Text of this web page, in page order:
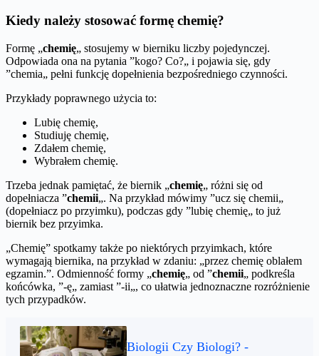
Kiedy należy stosować formę chemię?
Formę „chemię„ stosujemy w bierniku liczby pojedynczej.
Odpowiada ona na pytania ”kogo? Co?„ i pojawia się, gdy
”chemia„ pełni funkcję dopełnienia bezpośredniego czynności.
Przykłady poprawnego użycia to:
Lubię chemię,
Studiuję chemię,
Zdałem chemię,
Wybrałem chemię.
Trzeba jednak pamiętać, że biernik „chemię„ różni się od
dopełniacza ”chemii„. Na przykład mówimy ”ucz się chemii„
(dopełniacz po przyimku), podczas gdy ”lubię chemię„ to już
biernik bez przyimka.
„Chemię” spotkamy także po niektórych przyimkach, które
wymagają biernika, na przykład w zdaniu: „przez chemię oblałem
egzamin.”. Odmienność formy „chemię„ od ”chemii„ podkreśla
końcówka, ”-ę„ zamiast ”-ii„, co ułatwia jednoznaczne rozróżnienie
tych przypadków.
Biologii Czy Biologi? -